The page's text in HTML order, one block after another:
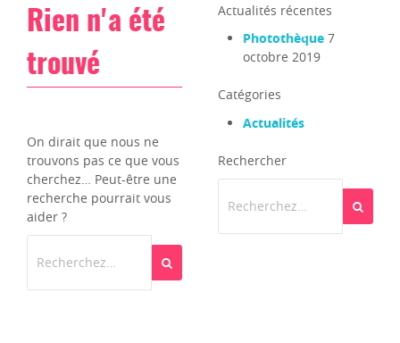
Rien n'a été
trouvé
On dirait que nous ne
trouvons pas ce que vous
cherchez… Peut-être une
recherche pourrait vous
aider ?
Rechercher
Actualités récentes
Photothèque 7
octobre 2019
Catégories
Actualités
Rechercher